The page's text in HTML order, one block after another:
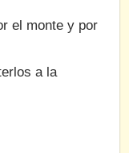
el monte y por
a la